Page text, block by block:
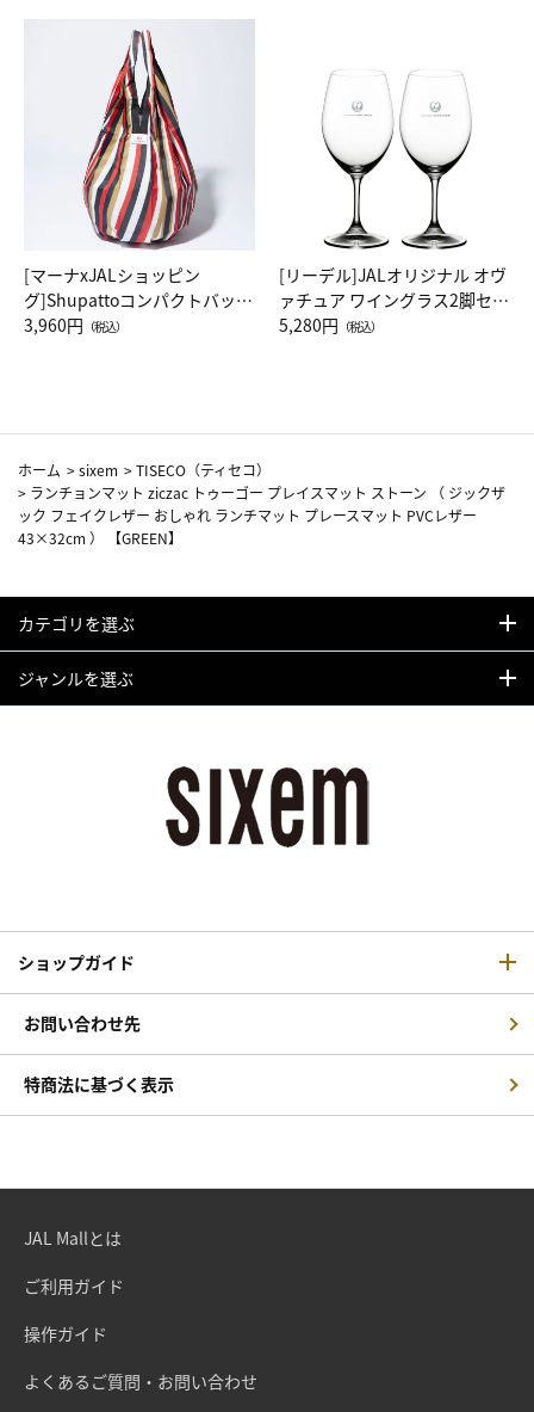
[マーナxJALショッピン
グ]Shupattoコンパクトバッグ
Drop JAL客室乗務員（LC）ス
3,960円 （税込）
[リーデル]JALオリジナル オヴ
ァチュア ワイングラス2脚セッ
ト（レッドワイン）
5,280円 （税込）
ホーム >sixem >TISECO（ティセコ）
> ランチョンマット ziczac トゥーゴー プレイスマット ストーン （ ジックザ
ック フェイクレザー おしゃれ ランチマット プレースマット PVCレザー
43×32cm ） 【GREEN】
カテゴリを選ぶ
ジャンルを選ぶ
ショップガイド
お問い合わせ先
特商法に基づく表示
JAL Mallとは
ご利用ガイド
操作ガイド
よくあるご質問・お問い合わせ